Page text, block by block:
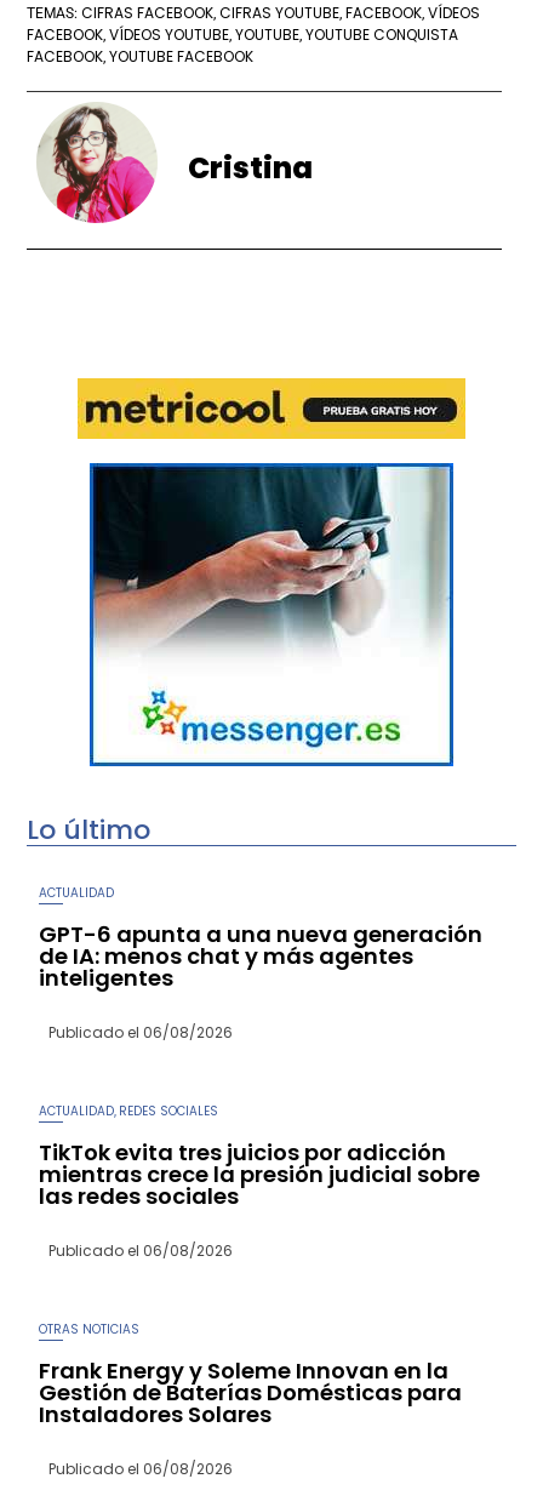
TEMAS:CIFRAS FACEBOOK ,CIFRAS YOUTUBE ,FACEBOOK ,VÍDEOS
FACEBOOK ,VÍDEOS YOUTUBE ,YOUTUBE ,YOUTUBE CONQUISTA
FACEBOOK ,YOUTUBE FACEBOOK
Cristina
Lo último
ACTUALIDAD
GPT-6 apunta a una nueva generación
de IA: menos chat y más agentes
inteligentes
Publicado el 06/08/2026
ACTUALIDAD REDES SOCIALES
TikTok evita tres juicios por adicción
mientras crece la presión judicial sobre
las redes sociales
Publicado el 06/08/2026
OTRAS NOTICIAS
Frank Energy y Soleme Innovan en la
Gestión de Baterías Domésticas para
Instaladores Solares
Publicado el 06/08/2026